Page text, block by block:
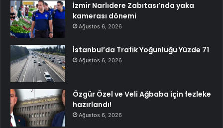
İzmir Narlıdere Zabıtası’nda yaka
kamerası dönemi
Ağustos 6, 2026
İstanbul’da Trafik Yoğunluğu Yüzde 71
Ağustos 6, 2026
Özgür Özel ve Veli Ağbaba için fezleke
hazırlandı!
Ağustos 6, 2026